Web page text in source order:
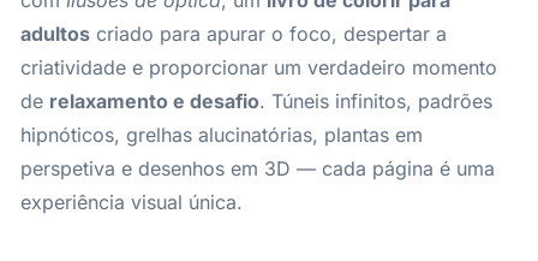
adultos criado para apurar o foco, despertar a
criatividade e proporcionar um verdadeiro momento
de relaxamento e desafio. Túneis infinitos, padrões
hipnóticos, grelhas alucinatórias, plantas em
perspetiva e desenhos em 3D — cada página é uma
experiência visual única.